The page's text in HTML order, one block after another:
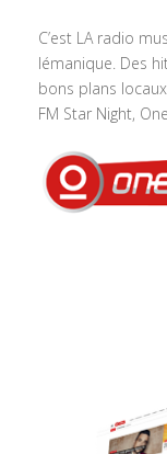
C’est LA radio
lémanique. Des
bons plans
FM Star Night,